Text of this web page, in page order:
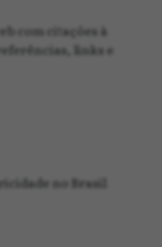
com citações à
links e
no Brasil